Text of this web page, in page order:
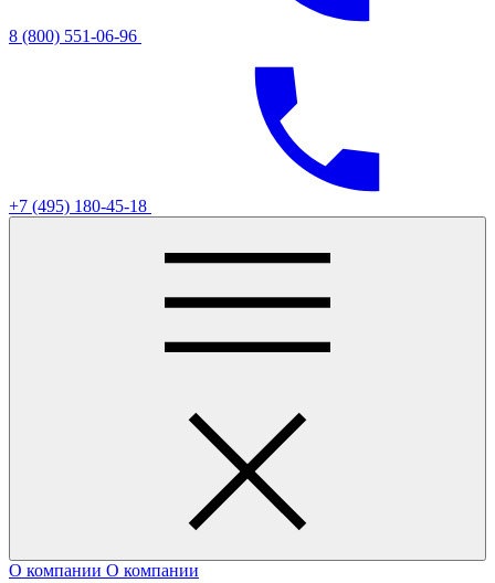
8 (800) 551-06-96
+7 (495) 180-45-18
О компании О компании